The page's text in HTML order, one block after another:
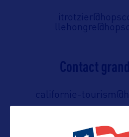
Contact
californie-